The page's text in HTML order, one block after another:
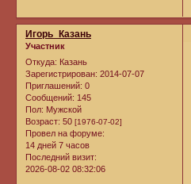
Игорь_Казань
Участник
Откуда: Казань
Зарегистрирован: 2014-07-07
Приглашений: 0
Сообщений: 145
Пол: Мужской
Возраст: 50 [1976-07-02]
Провел на форуме:
14 дней 7 часов
Последний визит:
2026-08-02 08:32:06